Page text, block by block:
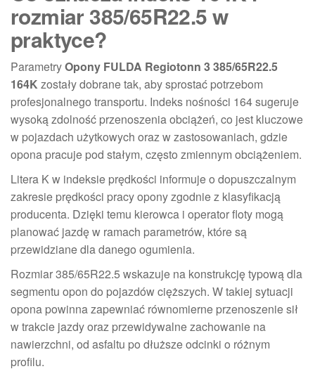
rozmiar 385/65R22.5 w
praktyce?
ParametryOpony FULDA Regiotonn 3 385/65R22.5
164K zostały dobrane tak, aby sprostać potrzebom
profesjonalnego transportu. Indeks nośności 164 sugeruje
wysoką zdolność przenoszenia obciążeń, co jest kluczowe
w pojazdach użytkowych oraz w zastosowaniach, gdzie
opona pracuje pod stałym, często zmiennym obciążeniem.
Litera K w indeksie prędkości informuje o dopuszczalnym
zakresie prędkości pracy opony zgodnie z klasyfikacją
producenta. Dzięki temu kierowca i operator floty mogą
planować jazdę w ramach parametrów, które są
przewidziane dla danego ogumienia.
Rozmiar 385/65R22.5 wskazuje na konstrukcję typową dla
segmentu opon do pojazdów cięższych. W takiej sytuacji
opona powinna zapewniać równomierne przenoszenie sił
w trakcie jazdy oraz przewidywalne zachowanie na
nawierzchni, od asfaltu po dłuższe odcinki o różnym
profilu.